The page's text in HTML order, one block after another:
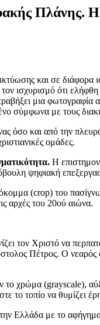
Πλάνης.
και σε διάφορα
ισχυρισμό ότι
μια φωτογραφία
σύμφωνα με τους
όσο και από την
ομάδες.
Η
ψηφιακή
(crop) του
αρχές του 20ού αιώνα.
τον Χριστό να
Πέτρος. Ο νεαρός
το χρώμα (grayscale),
το τοπίο να θυμίζει
Ελλάδα με το